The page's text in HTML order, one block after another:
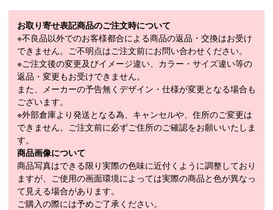
SPECIFICATION
モデル
KS24013100
LENGTH（cm）
163cm / 170cm / 177cm
SIDECUT（mm）
163cm（143-116-132mm）、170cm（143-
116-132mm）、177cm（143-116-
RADIUS（m）
163cm（18m(170cm)）、
170cm（18m(170cm)）、
モデル年
2024-2025
お取り寄せ表記商品のご注文時について
※不良品以外でのお客様都合による商品の返品・交換はお受け
できません。ご不明点はご注文前にお問い合わせください。
※ご注文後の変更及びイメージ違い、カラー・サイズ違い等の
返品・変更もお受けできません。
また、メーカーの予告無くデザイン・仕様が変更となる場合も
ございます。
※外部倉庫より発送となる為、キャンセルや、住所のご変更は
できません。ご注文前に必ずご住所のご確認をお願いいたしま
す。
商品画像について
商品写真はできる限り実際の色味に近付くように調整しており
ますが、ご使用の画面環境によっては実際の商品と色が異なっ
て見える場合があります。
ご購入の際には予めご了承ください。